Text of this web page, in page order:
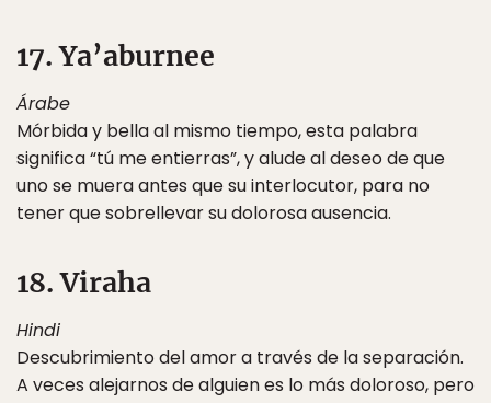
17. Ya’aburnee
Árabe
Mórbida y bella al mismo tiempo, esta palabra
significa “tú me entierras”, y alude al deseo de que
uno se muera antes que su interlocutor, para no
tener que sobrellevar su dolorosa ausencia.
18. Viraha
Hindi
Descubrimiento del amor a través de la separación.
A veces alejarnos de alguien es lo más doloroso, pero